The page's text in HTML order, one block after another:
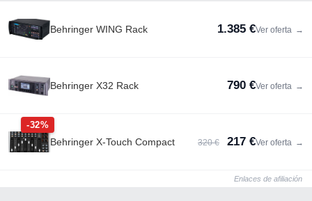
Behringer WING Rack 1.385 €Ver oferta →
Behringer X32 Rack 790 €Ver oferta →
-32%
Behringer X-Touch Compact 320 € 217 €Ver oferta →
Enlaces de afiliación